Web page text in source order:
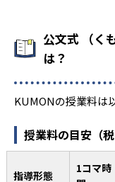
公文式 （く
は？
KUMONの授業料は
授業料の目安（税
指導形態
1コマ時